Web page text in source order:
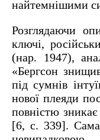
найтемнішими
Розглядаючи
ключі,
(нар. 1947),
«Бергсон
під сумнів
нової плеяди
повністю зникає
[6, с. 339]. Сама